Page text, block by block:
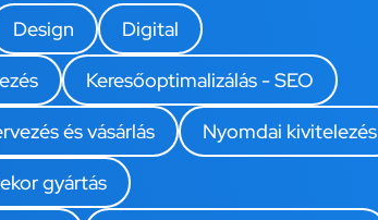
Design Digital
Keresőoptimalizálás - SEO
és vásárlás Nyomdai kivitelezés
gyártás